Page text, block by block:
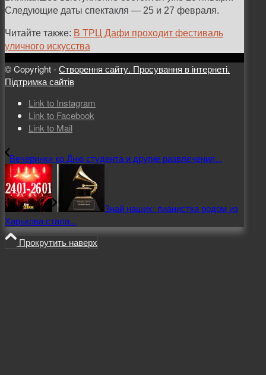
Следующие даты спектакля — 25 и 27 февраля.
Читайте также: В ТРЦ Дафи проходит фестиваль
уличного искусства
© Copyright -Створення сайту. Просування в інтернеті.
Підтримка сайтів
Link to Instagram
Link to Facebook
Link to Mail
Вечеринки ко Дню студента и другие развлечения...
Знай наших: пианистка родом из
Харькова стала...
Прокрутить наверх